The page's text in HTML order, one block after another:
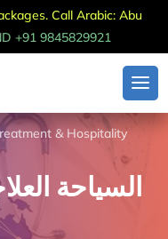
Call Arabic: Abu
+91 9845829921
& Hospitality
السياحة